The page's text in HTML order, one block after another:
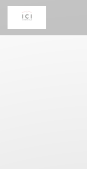
Cookies beheer paneel